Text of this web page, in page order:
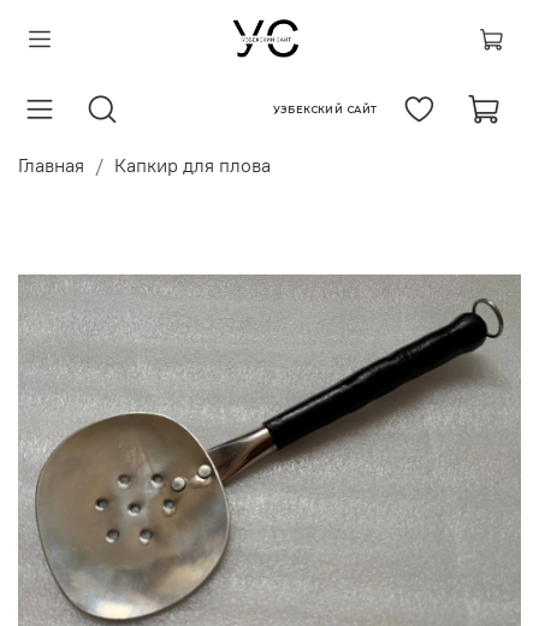
УЗБЕКСКИЙ САЙТ
Главная Капкир для плова